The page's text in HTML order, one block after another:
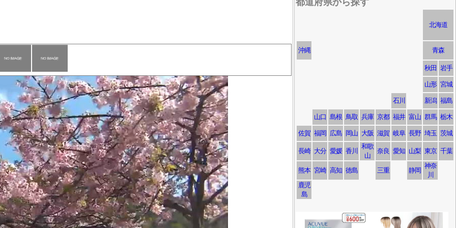
都道府県から探す
北海道
沖縄 青森
秋田 岩手
山形 宮城
石川 新潟 福島
山口 島根 鳥取 兵庫 京都 福井 富山 群馬 栃木
佐賀 福岡 広島 岡山 大阪 滋賀 岐阜 長野 埼玉 茨城
長崎 大分 愛媛 香川
和歌
山
奈良 愛知 山梨 東京 千葉
熊本 宮崎 高知 徳島 三重 静岡
神奈
川
鹿児
島